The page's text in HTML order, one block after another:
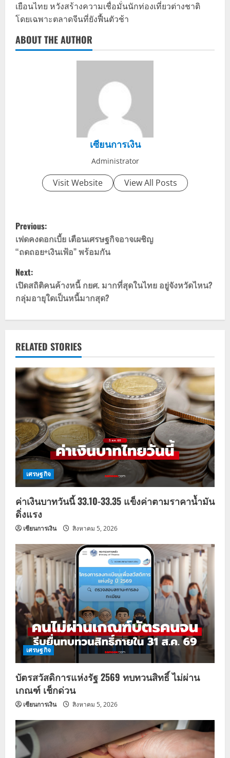
เยือนไทย หวังสร้างความเชื่อมั่นนักท่องเที่ยวต่างชาติ
โดยเฉพาะตลาดจีนที่ยังฟื้นตัวช้า
ABOUT THE AUTHOR
เซียนการเงิน
Administrator
Visit Website View All Posts
P
o
s
t
n
v
i
g
a
t
i
o
n
Previous:
เฟดคงดอกเบี้ย เตือนเศรษฐกิจอาจเผชิญ
“ถดถอย+เงินเฟ้อ” พร้อมกัน
Next:
เปิดสถิติคนค้างหนี้ กยศ. มากที่สุดในไทย อยู่จังหวัดไหน?
กลุ่มอายุใดเป็นหนี้มากสุด?
RELATED STORIES
เศรษฐกิจ
ค่าเงินบาทวันนี้ 33.10-33.35 แข็งค่าตามราคาน้ำมัน
ดิ่งแรง
เซียนการเงิน สิงหาคม 5, 2026
เศรษฐกิจ
บัตรสวัสดิการแห่งรัฐ 2569 ทบทวนสิทธิ์ ไม่ผ่าน
เกณฑ์ เช็กด่วน
เซียนการเงิน สิงหาคม 5, 2026